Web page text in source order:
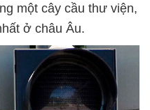
một cây cầu thư viện,
ở châu Âu.